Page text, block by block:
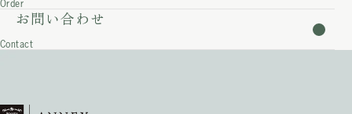
Order
お問い合わせ
Contact